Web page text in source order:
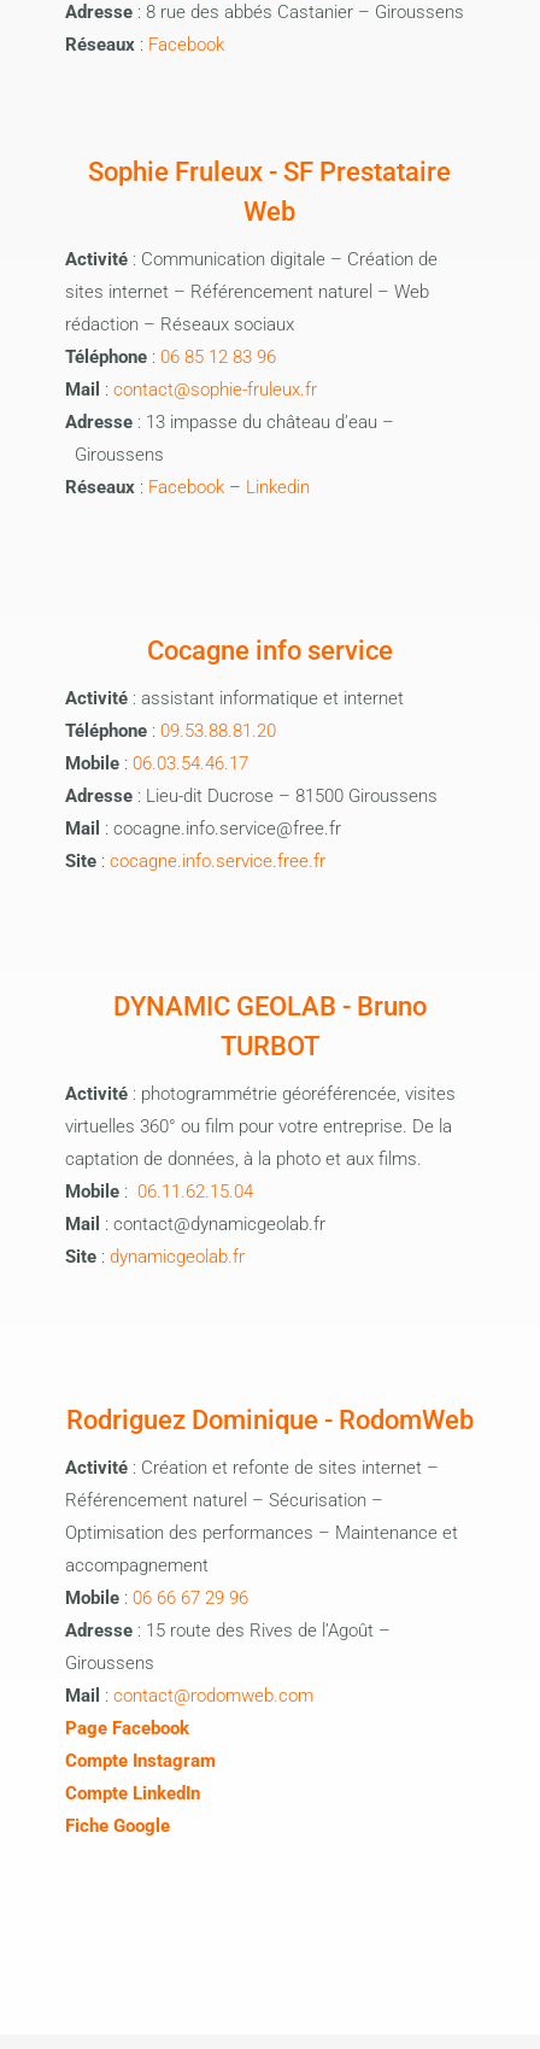
Adresse: 8 rue des abbés Castanier – Giroussens
Réseaux: Facebook
Sophie Fruleux - SF Prestataire
Web
Activité : Communication digitale – Création de
sites internet – Référencement naturel – Web
rédaction – Réseaux sociaux
Téléphone: 06 85 12 83 96
Mail : contact@sophie-fruleux.fr
Adresse: 13 impasse du château d’eau –
Giroussens
Réseaux: Facebook– Linkedin
Cocagne info service
Activité : assistant informatique et internet
Téléphone: 09.53.88.81.20
Mobile: 06.03.54.46.17
Adresse : Lieu-dit Ducrose – 81500 Giroussens
Mail : cocagne.info.service@free.fr
Site: cocagne.info.service.free.fr
DYNAMIC GEOLAB - Bruno
TURBOT
Activité : photogrammétrie géoréférencée, visites
virtuelles 360° ou film pour votre entreprise. De la
captation de données, à la photo et aux films.
Mobile: 06.11.62.15.04
Mail : contact@dynamicgeolab.fr
Site: dynamicgeolab.fr
Rodriguez Dominique - RodomWeb
Activité : Création et refonte de sites internet –
Référencement naturel – Sécurisation –
Optimisation des performances – Maintenance et
accompagnement
Mobile: 06 66 67 29 96
Adresse : 15 route des Rives de l’Agoût –
Giroussens
Mail : contact@rodomweb.com
Page Facebook
Compte Instagram
Compte LinkedIn
Fiche Google